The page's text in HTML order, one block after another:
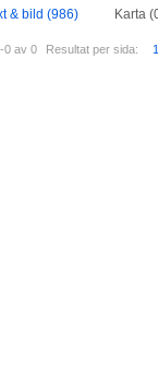
& bild (986) Karta
0 av 0 Resultat per sida: